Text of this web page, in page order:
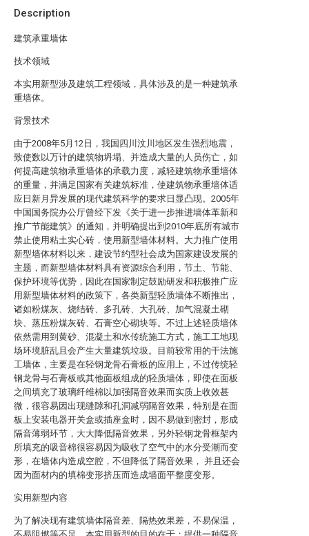
Description
建筑承重墙体
技术领域
本实用新型涉及建筑工程领域，具体涉及的是一种建筑承
重墙体。
背景技术
由于2008年5月12日，我国四川汶川地区发生强烈地震，
致使数以万计的建筑物坍塌、并造成大量的人员伤亡，如
何提高建筑物承重墙体的承载力度，减轻建筑物承重墙体
的重量，并满足国家有关建筑标准，使建筑物承重墙体适
应日新月异发展的现代建筑科学的要求日显凸现。2005年
中国国务院办公厅曾经下发《关于进一步推进墙体革新和
推广节能建筑》的通知，并明确提出到2010年底所有城市
禁止使用粘土实心砖，使用新型墙体材料。大力推广使用
新型墙体材料以来，建设节约型社会成为国家建设发展的
主题，而新型墙体材料具有资源综合利用，节土、节能、
保护环境等优势，因此在国家制定鼓励研发和积极推广应
用新型墙体材料的政策下，各类新型轻质墙体不断推出，
诸如粉煤灰、烧结砖、多孔砖、大孔砖、加气混凝土砌
块、蒸压粉煤灰砖、石膏空心砌块等。不过上述轻质墙体
依然需用到黄砂、混凝土和水传统施工方式，施工工地现
场环境脏乱且会产生大量建筑垃圾。目前较常用的干法施
工墙体，主要是在轻钢龙骨石膏板的应用上，不过传统轻
钢龙骨与石膏板或其他面板组成的轻质墙体，即使在面板
之间填充了玻璃纤维棉以加强隔音效果而实质上收效甚
微，很容易因出现缝隙和孔洞减弱隔音效果，特别是在面
板上安装电器开关盒或插座盒时，因不易做到密封，形成
隔音薄弱环节，大大降低隔音效果，另外轻钢龙骨框架内
所填充的吸音棉很容易因为吸收了空气中的水分受潮而变
形，在墙体内造成空腔，不但降低了隔音效果， 并且还会
因为面材内的填棉变形挤压而造成墙面平整度变形。
实用新型内容
为了解决现有建筑墙体隔音差、隔热效果差，不易保温，